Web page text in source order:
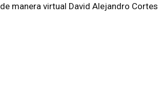
manera virtual David Alejandro Cortes